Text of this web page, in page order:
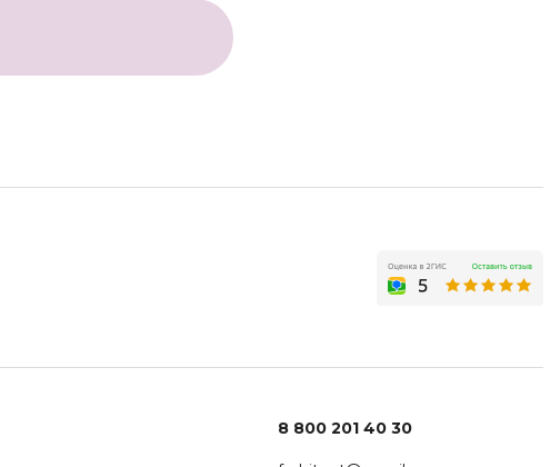
8 800 201 40 30